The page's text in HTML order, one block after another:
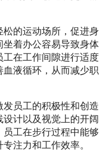
的运动场所，促进身
着办公容易导致身体
在工作间隙进行适度
液循环，从而减少职
员工的积极性和创造
计以及视觉上的开阔
工在步行过程中能够
注力和工作效率。